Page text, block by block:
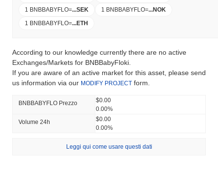
1 BNBBABYFLO=...SEK 1 BNBBABYFLO=...NOK
1 BNBBABYFLO=...ETH
According to our knowledge currently there are no active
Exchanges/Markets for BNBBabyFloki.
If you are aware of an active market for this asset, please send
us information via our MODIFY PROJECT form.
BNBBABYFLO Prezzo
$0.00
0.00%
Volume 24h
$0.00
0.00%
Leggi qui come usare questi dati